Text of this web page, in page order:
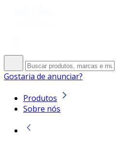
Gostaria de anunciar?
Produtos
Sobre nós